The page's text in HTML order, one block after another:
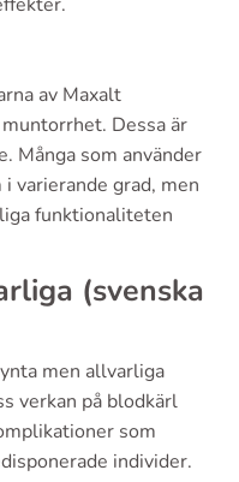
av Maxalt
Dessa är
Många som använder
varierande grad, men
funktionaliteten
(svenska
men allvarliga
verkan på blodkärl
som
individer.